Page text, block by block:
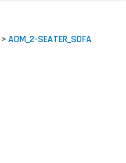
>AOM_2-SEATER_SOFA